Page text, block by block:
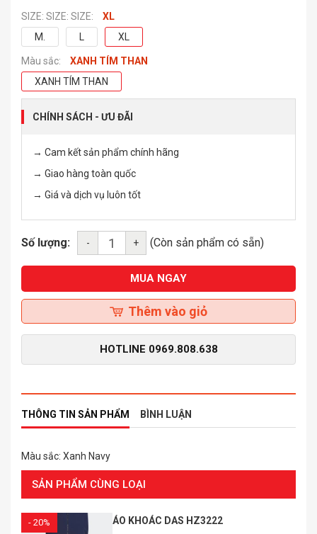
SIZE: SIZE: SIZE:
XL
M.
L XL
Màu sắc:
XANH TÍM THAN
XANH TÍM THAN
CHÍNH SÁCH - ƯU ĐÃI
→ Cam kết sản phẩm chính hãng
→ Giao hàng toàn quốc
→ Giá và dịch vụ luôn tốt
Số lượng: - + (Còn sản phẩm có sẵn)
MUA NGAY
Thêm vào giỏ
HOTLINE 0969.808.638
THÔNG TIN SẢN PHẨM BÌNH LUẬN
Màu sắc: Xanh Navy
SẢN PHẨM CÙNG LOẠI
- 20% ÁO KHOÁC DAS HZ3222